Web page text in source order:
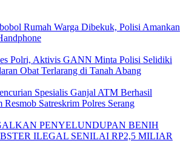
Rumah Warga Dibekuk, Polisi Amankan
Polri, Aktivis GANN Minta Polisi Selidiki
Obat Terlarang di Tanah Abang
Spesialis Ganjal ATM Berhasil
Satreskrim Polres Serang
PENYELUNDUPAN BENIH
ILEGAL SENILAI RP2,5 MILIAR